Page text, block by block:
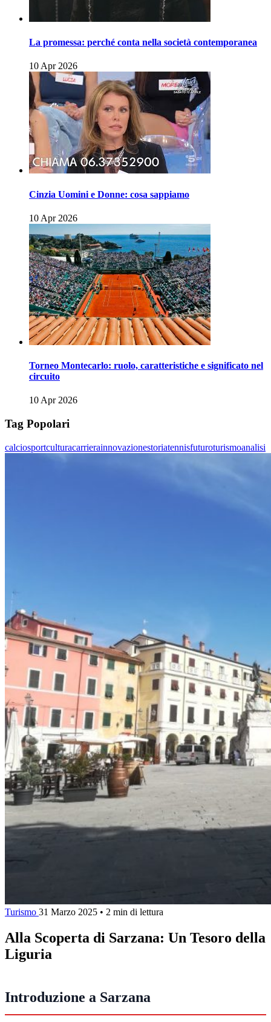
La promessa: perché conta nella società contemporanea
10 Apr 2026
Cinzia Uomini e Donne: cosa sappiamo
10 Apr 2026
Torneo Montecarlo: ruolo, caratteristiche e significato nel
circuito
10 Apr 2026
Tag Popolari
calciosportculturacarrierainnovazionestoriatennisfuturoturismoanalisi
Turismo 31 Marzo 2025 • 2 min di lettura
Alla Scoperta di Sarzana: Un Tesoro della
Liguria
Introduzione a Sarzana